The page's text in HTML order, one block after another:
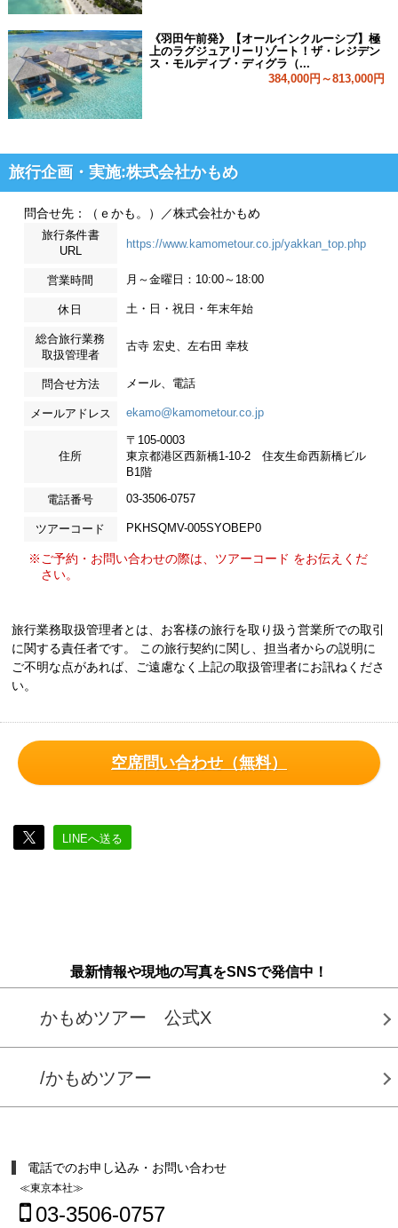
《羽田午前発》【オールインクルーシブ】極
上のラグジュアリーリゾート！ザ・レジデン
ス・モルディブ・ディグラ（...
384,000円～813,000円
旅行企画・実施:株式会社かもめ
問合せ先：（ｅかも。）／株式会社かもめ
旅行条件書
URL
https://www.kamometour.co.jp/yakkan_top.php
営業時間 月～金曜日：10:00～18:00
休日 土・日・祝日・年末年始
総合旅行業務
取扱管理者
古寺 宏史、左右田 幸枝
問合せ方法 メール、電話
メールアドレス ekamo@kamometour.co.jp
住所
〒105-0003
東京都港区西新橋1-10-2 住友生命西新橋ビル
B1階
電話番号 03-3506-0757
ツアーコード PKHSQMV-005SYOBEP0
※ご予約・お問い合わせの際は、ツアーコード をお伝えくだ
さい。
旅行業務取扱管理者とは、お客様の旅行を取り扱う営業所での取引
に関する責任者です。 この旅行契約に関し、担当者からの説明に
ご不明な点があれば、ご遠慮なく上記の取扱管理者にお訊ねくださ
い。
空席問い合わせ（無料）
LINEへ送る
最新情報や現地の写真をSNSで発信中！
かもめツアー 公式X
/かもめツアー
電話でのお申し込み・お問い合わせ
≪東京本社≫
03-3506-0757